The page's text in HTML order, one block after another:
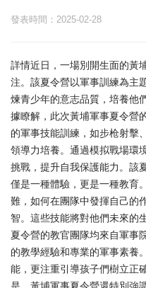
發表時間：2025-02-28
詳情近日，一場別開生面的黃
注。該夏令營以軍事訓練為主
煉青少年的意志品質，培養他
據瞭解，此次黃埔軍事夏令營
的軍事技能訓練，如步枪射擊
領導力培養。通過模拟戰場環
挑戰，提升自我保護能力。該
僅是一種體驗，更是一種教育
難，如何在團隊中發揮自己的
智。這些技能將對他們未來的
夏令營的教官團隊均來自軍事
的教學經驗和專業的軍事素養
能，更注重引導孩子們樹立正
是，黃埔軍事夏令營還特別強